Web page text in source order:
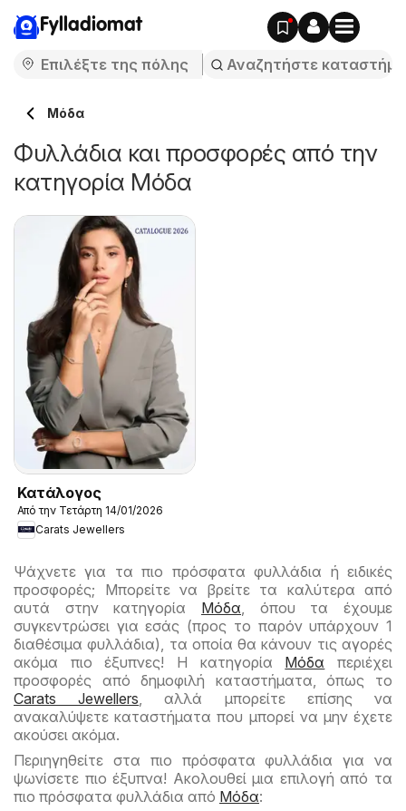
Fylladiomat
Μόδα
Φυλλάδια και προσφορές από την
κατηγορία Μόδα
Κατάλογος
Από την Τετάρτη 14/01/2026
Carats Jewellers
Ψάχνετε για τα πιο πρόσφατα φυλλάδια ή ειδικές
προσφορές; Μπορείτε να βρείτε τα καλύτερα από
αυτά στην κατηγορία Μόδα , όπου τα έχουμε
συγκεντρώσει για εσάς (προς το παρόν υπάρχουν 1
διαθέσιμα φυλλάδια), τα οποία θα κάνουν τις αγορές
ακόμα πιο έξυπνες! Η κατηγορία Μόδα περιέχει
προσφορές από δημοφιλή καταστήματα, όπως το
Carats Jewellers , αλλά μπορείτε επίσης να
ανακαλύψετε καταστήματα που μπορεί να μην έχετε
ακούσει ακόμα.
Περιηγηθείτε στα πιο πρόσφατα φυλλάδια για να
ψωνίσετε πιο έξυπνα! Ακολουθεί μια επιλογή από τα
πιο πρόσφατα φυλλάδια από Μόδα: